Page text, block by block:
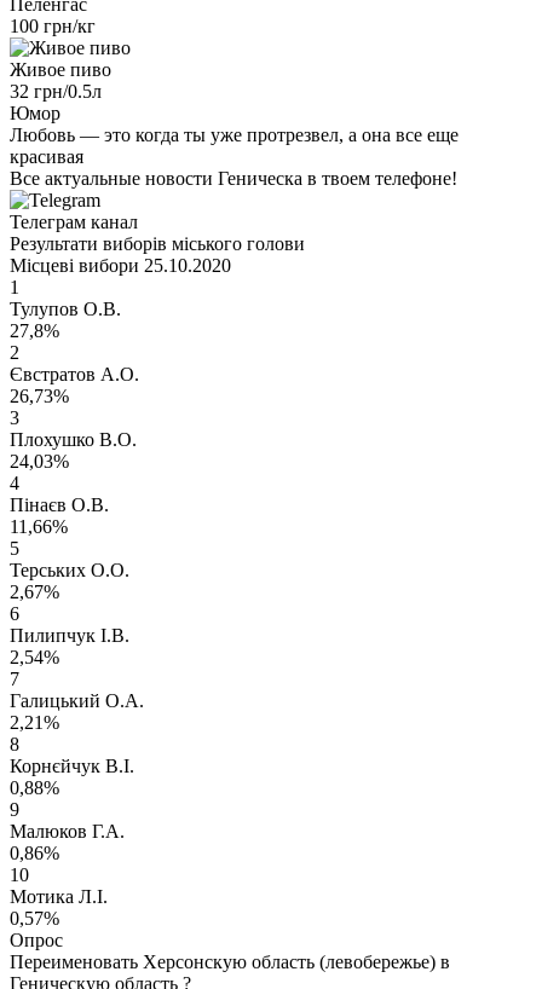
100 грн/кг
Живое пиво
32 грн/0.5л
Юмор
Любовь — это когда ты уже протрезвел, а она все еще
красивая
Все актуальные новости Геническа в твоем телефоне!
Телеграм канал
Результати виборів міського голови
Місцеві вибори 25.10.2020
1
Тулупов О.В.
27,8%
2
Євстратов А.О.
26,73%
3
Плохушко В.О.
24,03%
4
Пінаєв О.В.
11,66%
5
Терських О.О.
2,67%
6
Пилипчук І.В.
2,54%
7
Галицький О.А.
2,21%
8
Корнєйчук В.І.
0,88%
9
Малюков Г.А.
0,86%
10
Мотика Л.І.
0,57%
Опрос
Переименовать Херсонскую область (левобережье) в
Геническую область ?